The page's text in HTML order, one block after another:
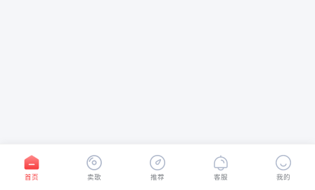
首页 卖歌 推荐 客服 我的